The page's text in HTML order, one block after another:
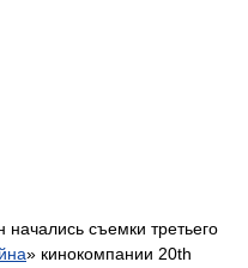
начались съемки третьего
» кинокомпании 20th